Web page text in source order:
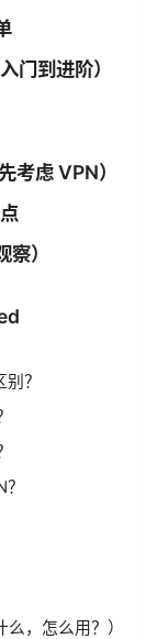
门到进阶）
考虑 VPN）
）
？
，怎么用？）